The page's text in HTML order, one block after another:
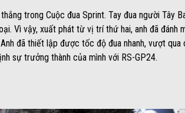
trong Cuộc đua Sprint. Tay đua người Tây
Vì vậy, xuất phát từ vị trí thứ hai, anh đã đánh
đã thiết lập được tốc độ đua nhanh, vượt qua
sự trưởng thành của mình với RS-GP24.